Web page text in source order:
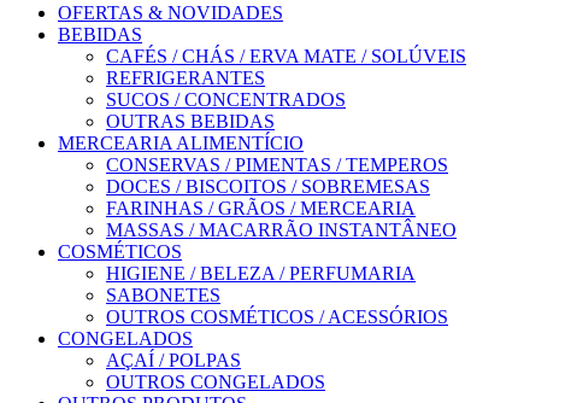
OFERTAS & NOVIDADES
BEBIDAS
CAFÉS / CHÁS / ERVA MATE / SOLÚVEIS
REFRIGERANTES
SUCOS / CONCENTRADOS
OUTRAS BEBIDAS
MERCEARIA ALIMENTÍCIO
CONSERVAS / PIMENTAS / TEMPEROS
DOCES / BISCOITOS / SOBREMESAS
FARINHAS / GRÃOS / MERCEARIA
MASSAS / MACARRÃO INSTANTÂNEO
COSMÉTICOS
HIGIENE / BELEZA / PERFUMARIA
SABONETES
OUTROS COSMÉTICOS / ACESSÓRIOS
CONGELADOS
AÇAÍ / POLPAS
OUTROS CONGELADOS